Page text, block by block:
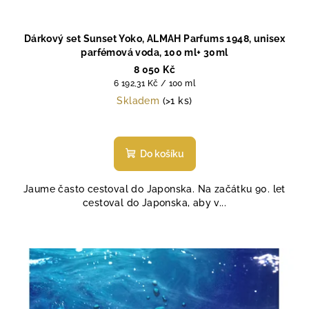
Dárkový set Sunset Yoko, ALMAH Parfums 1948, unisex
parfémová voda, 100 ml+ 30ml
8 050 Kč
Měrná
cena:
6 192,31 Kč / 100 ml
Skladem (>1 ks)
Do košíku
Jaume často cestoval do Japonska. Na začátku 90. let
cestoval do Japonska, aby v...